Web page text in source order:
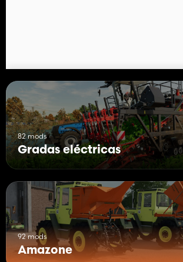
82 mods
Gradas eléctricas
92 mods
Amazone